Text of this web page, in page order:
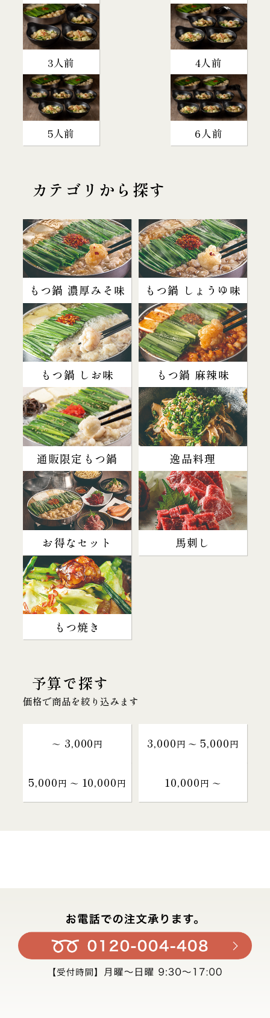
3人前 4人前
5人前 6人前
カテゴリから探す
もつ鍋 濃厚みそ味 もつ鍋 しょうゆ味
もつ鍋 しお味 もつ鍋 麻辣味
通販限定もつ鍋 逸品料理
お得なセット 馬刺し
もつ焼き
予算で探す
価格で商品を絞り込みます
～ 3,000円 3,000円 〜 5,000円
5,000円 〜 10,000円 10,000円 〜